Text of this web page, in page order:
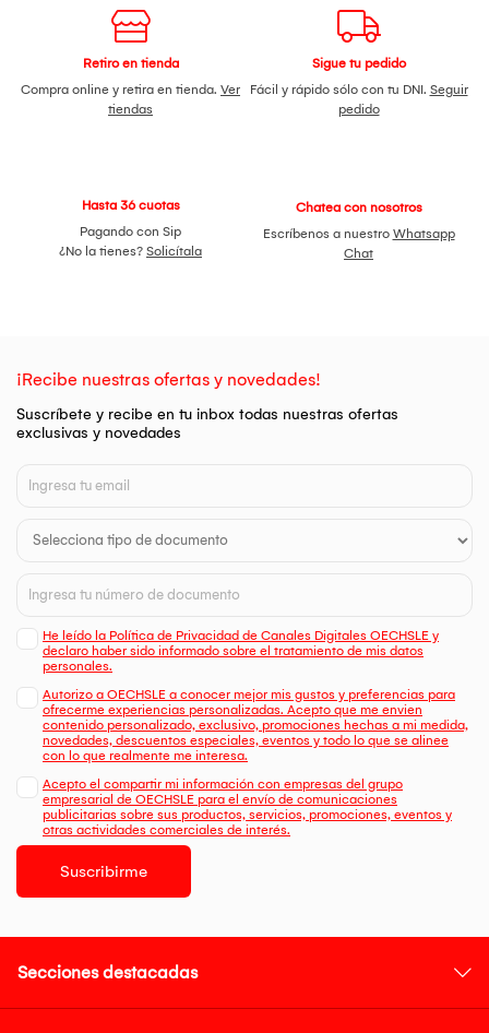
Retiro en tienda
Compra online y retira en tienda. Ver
tiendas
Sigue tu pedido
Fácil y rápido sólo con tu DNI. Seguir
pedido
Hasta 36 cuotas
Pagando con Sip
¿No la tienes? Solicítala
Chatea con nosotros
Escríbenos a nuestro Whatsapp
Chat
¡Recibe nuestras ofertas y novedades!
Suscríbete y recibe en tu inbox todas nuestras ofertas
exclusivas y novedades
He leído la Política de Privacidad de Canales Digitales OECHSLE y
declaro haber sido informado sobre el tratamiento de mis datos
personales.
Autorizo a OECHSLE a conocer mejor mis gustos y preferencias para
ofrecerme experiencias personalizadas. Acepto que me envien
contenido personalizado, exclusivo, promociones hechas a mi medida,
novedades, descuentos especiales, eventos y todo lo que se alinee
con lo que realmente me interesa.
Acepto el compartir mi información con empresas del grupo
empresarial de OECHSLE para el envío de comunicaciones
publicitarias sobre sus productos, servicios, promociones, eventos y
otras actividades comerciales de interés.
Suscribirme
Secciones destacadas